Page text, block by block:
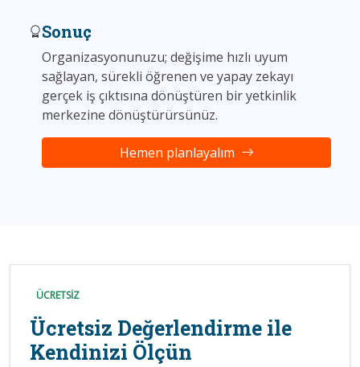
Sonuç
Organizasyonunuzu; değişime hızlı uyum
sağlayan, sürekli öğrenen ve yapay zekayı
gerçek iş çıktısına dönüştüren bir yetkinlik
merkezine dönüştürürsünüz.
Hemen planlayalım
ÜCRETSİZ
Ücretsiz Değerlendirme ile
Kendinizi Ölçün